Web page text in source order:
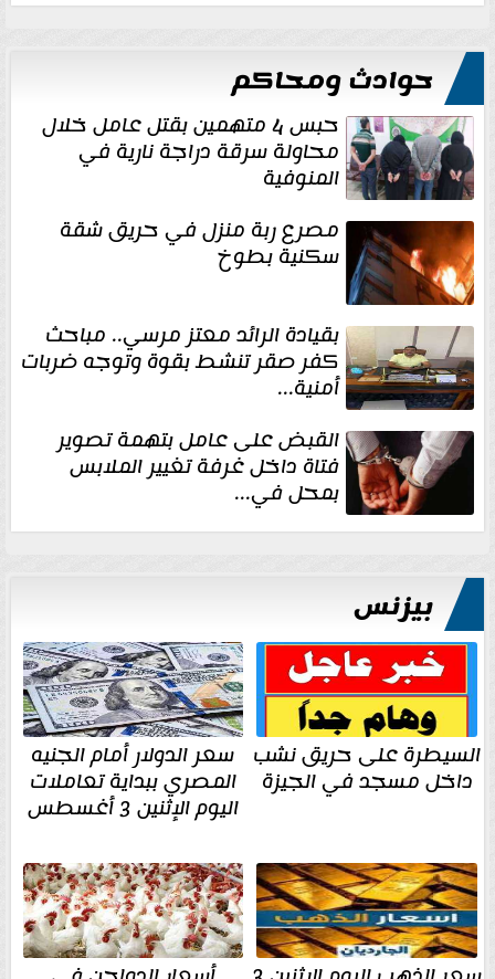
حوادث ومحاكم
حبس 4 متهمين بقتل عامل خلال
محاولة سرقة دراجة نارية في
المنوفية
مصرع ربة منزل في حريق شقة
سكنية بطوخ
بقيادة الرائد معتز مرسي.. مباحث
كفر صقر تنشط بقوة وتوجه ضربات
أمنية...
القبض على عامل بتهمة تصوير
فتاة داخل غرفة تغيير الملابس
بمحل في...
بيزنس
السيطرة على حريق نشب
داخل مسجد في الجيزة
سعر الدولار أمام الجنيه
المصري ببداية تعاملات
اليوم الإثنين 3 أغسطس